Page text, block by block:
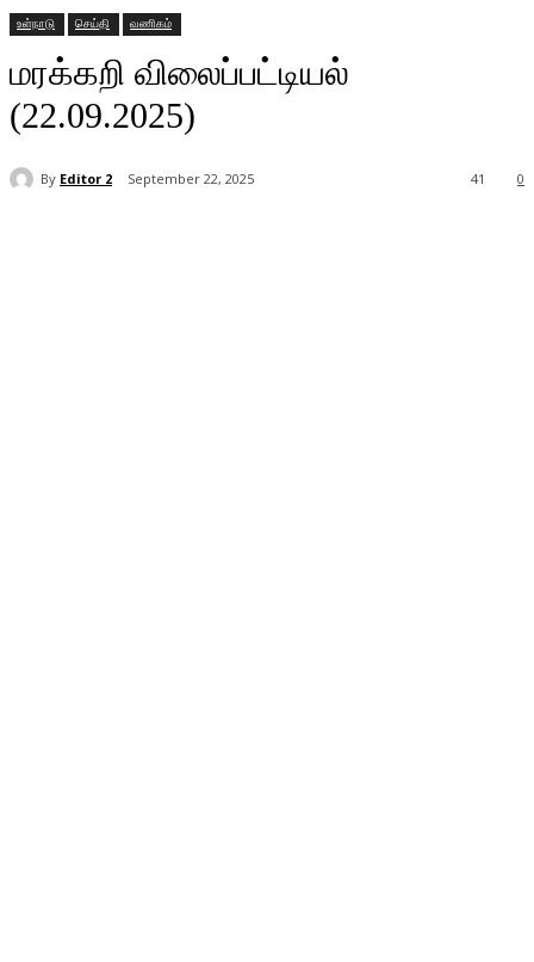
உள்நாடு செய்தி வணிகம்
மரக்கறி விலைப்பட்டியல்
(22.09.2025)
By Editor 2 September 22, 2025 0
41